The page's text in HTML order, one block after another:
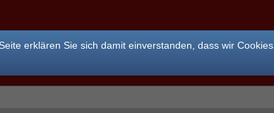
erklären Sie sich damit einverstanden, dass wir Cookies